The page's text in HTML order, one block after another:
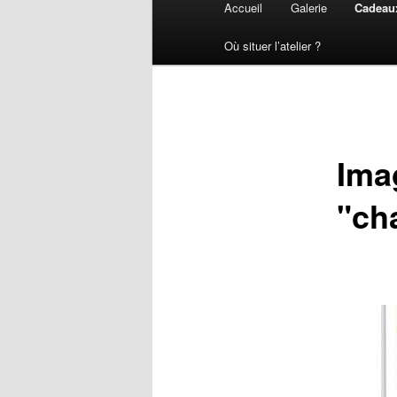
Accueil Galerie
Où situer l’atelier ?